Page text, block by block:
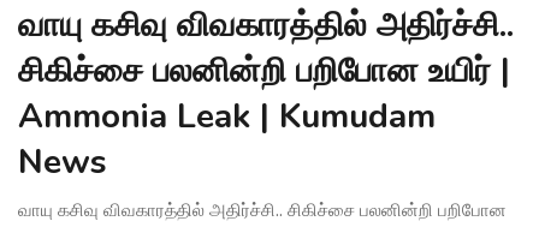
வாயு கசிவு விவகாரத்தில் அதிர்ச்சி..
சிகிச்சை பலனின்றி பறிபோன உயிர் |
Ammonia Leak | Kumudam
News
வாயு கசிவு விவகாரத்தில் அதிர்ச்சி.. சிகிச்சை பலனின்றி பறிபோன